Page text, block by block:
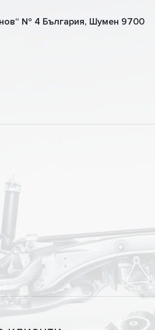
№ 4 България, Шумен 9700